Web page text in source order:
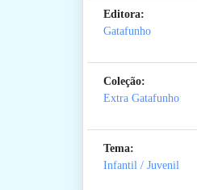
Editora:
Gatafunho
Coleção:
Extra Gatafunho
Tema:
Infantil / Juvenil